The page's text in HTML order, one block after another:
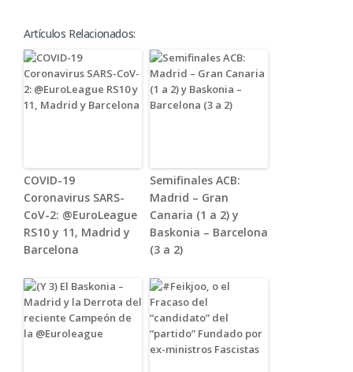
Artículos Relacionados:
COVID-19
Coronavirus SARS-
CoV-2: @EuroLeague
RS10 y 11, Madrid y
Barcelona
Semifinales ACB:
Madrid – Gran
Canaria (1 a 2) y
Baskonia – Barcelona
(3 a 2)